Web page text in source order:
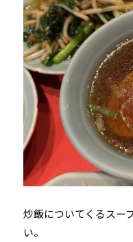
炒飯についてくるスー
い。